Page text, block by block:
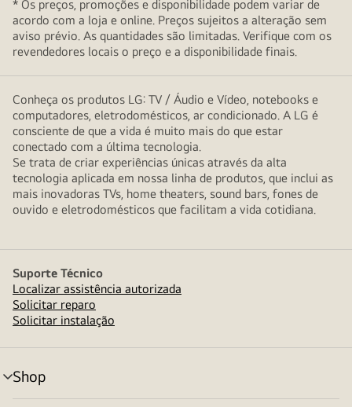
* Os preços, promoções e disponibilidade podem variar de
acordo com a loja e online. Preços sujeitos a alteração sem
aviso prévio. As quantidades são limitadas. Verifique com os
revendedores locais o preço e a disponibilidade finais.
Conheça os produtos LG: TV / Áudio e Vídeo, notebooks e
computadores, eletrodomésticos, ar condicionado. A LG é
consciente de que a vida é muito mais do que estar
conectado com a última tecnologia.
Se trata de criar experiências únicas através da alta
tecnologia aplicada em nossa linha de produtos, que inclui as
mais inovadoras TVs, home theaters, sound bars, fones de
ouvido e eletrodomésticos que facilitam a vida cotidiana.
Suporte Técnico
Localizar assistência autorizada
Solicitar reparo
Solicitar instalação
Shop
alternar
menu